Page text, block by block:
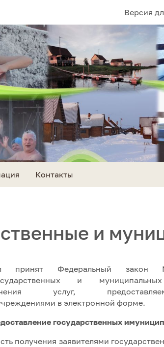
Версия
Контакты
и
принят Федеральный
и
услуг,
в электронной форме.
государственных
получения заявителями